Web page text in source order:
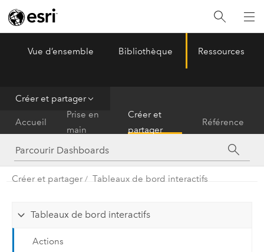
ArcGIS Dashboards
Vue d’ensemble Bibliothèque Ressources
Créer et partager
Accueil
Prise en
main
Créer et
partager
Référence
Créer et partager Tableaux de bord interactifs
Tableaux de bord interactifs
Actions